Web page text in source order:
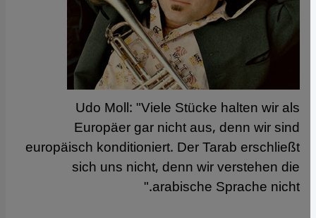
Udo Moll: "Viele Stücke halten wir als
Europäer gar nicht aus, denn wir sind
europäisch konditioniert. Der Tarab erschließt
sich uns nicht, denn wir verstehen die
arabische Sprache nicht."